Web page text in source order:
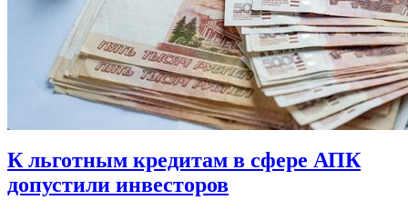
К льготным кредитам в сфере АПК
допустили инвесторов